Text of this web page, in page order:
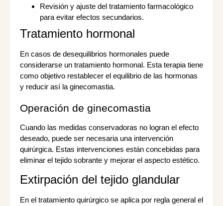
Revisión y ajuste del tratamiento farmacológico
para evitar efectos secundarios.
Tratamiento hormonal
En casos de desequilibrios hormonales puede
considerarse un tratamiento hormonal. Esta terapia tiene
como objetivo restablecer el equilibrio de las hormonas
y reducir así la ginecomastia.
Operación de ginecomastia
Cuando las medidas conservadoras no logran el efecto
deseado, puede ser necesaria una intervención
quirúrgica. Estas intervenciones están concebidas para
eliminar el tejido sobrante y mejorar el aspecto estético.
Extirpación del tejido glandular
En el tratamiento quirúrgico se aplica por regla general el